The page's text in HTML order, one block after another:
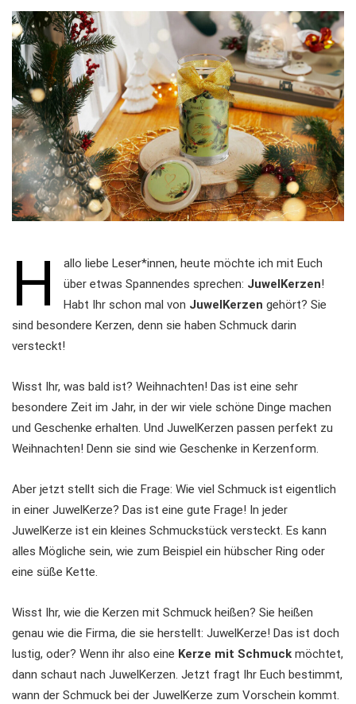
H
allo liebe Leser*innen, heute möchte ich mit Euch
über etwas Spannendes sprechen: JuwelKerzen!
Habt Ihr schon mal von JuwelKerzen gehört? Sie
sind besondere Kerzen, denn sie haben Schmuck darin
versteckt!
Wisst Ihr, was bald ist? Weihnachten! Das ist eine sehr
besondere Zeit im Jahr, in der wir viele schöne Dinge machen
und Geschenke erhalten. Und JuwelKerzen passen perfekt zu
Weihnachten! Denn sie sind wie Geschenke in Kerzenform.
Aber jetzt stellt sich die Frage: Wie viel Schmuck ist eigentlich
in einer JuwelKerze? Das ist eine gute Frage! In jeder
JuwelKerze ist ein kleines Schmuckstück versteckt. Es kann
alles Mögliche sein, wie zum Beispiel ein hübscher Ring oder
eine süße Kette.
Wisst Ihr, wie die Kerzen mit Schmuck heißen? Sie heißen
genau wie die Firma, die sie herstellt: JuwelKerze! Das ist doch
lustig, oder? Wenn ihr also eine Kerze mit Schmuck möchtet,
dann schaut nach JuwelKerzen. Jetzt fragt Ihr Euch bestimmt,
wann der Schmuck bei der JuwelKerze zum Vorschein kommt.